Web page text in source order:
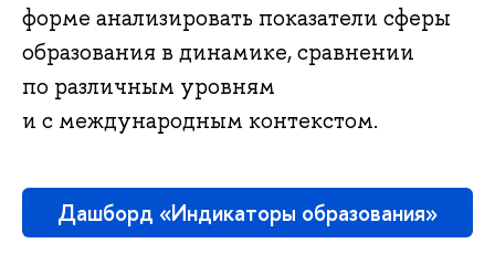
форме анализировать показатели сферы
образования в динамике, сравнении
по различным уровням
и с международным контекстом.
Дашборд «Индикаторы образования»